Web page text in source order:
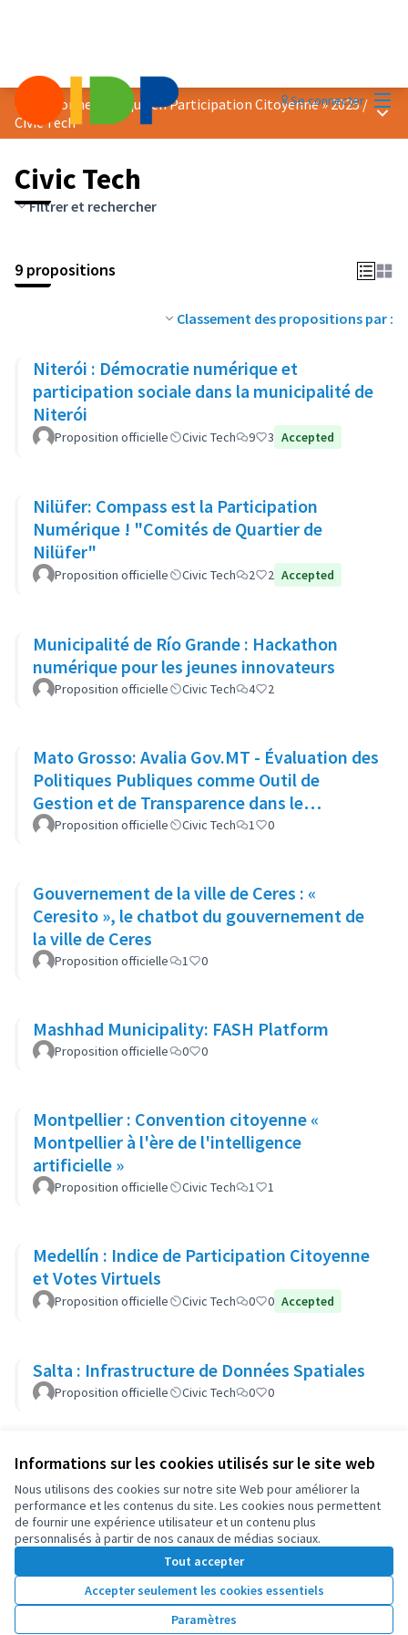
Informations sur les cookies utilisés sur le site web
Nous utilisons des cookies sur notre site Web pour améliorer la
performance et les contenus du site. Les cookies nous permettent
de fournir une expérience utilisateur et un contenu plus
personnalisés à partir de nos canaux de médias sociaux.
Tout accepter
Accepter seulement les cookies essentiels
Paramètres
Se connecter
Prix « Bonne Pratique en Participation Citoyenne » 2025 /
Civic Tech
Civic Tech
Filtrer et rechercher
9 propositions
Classement des propositions par :
Niterói : Démocratie numérique et
participation sociale dans la municipalité de
Niterói
Proposition officielle Civic Tech 9 3 Accepted
Nilüfer: Compass est la Participation
Numérique ! "Comités de Quartier de
Nilüfer"
Proposition officielle Civic Tech 2 2 Accepted
Municipalité de Río Grande : Hackathon
numérique pour les jeunes innovateurs
Proposition officielle Civic Tech 4 2
Mato Grosso: Avalia Gov.MT - Évaluation des
Politiques Publiques comme Outil de
Gestion et de Transparence dans le
Gouvernement de l'État du Mato Gros
Proposition officielle Civic Tech 1 0
Gouvernement de la ville de Ceres : «
Ceresito », le chatbot du gouvernement de
la ville de Ceres
Proposition officielle 1 0
Mashhad Municipality: FASH Platform
Proposition officielle 0 0
Montpellier : Convention citoyenne «
Montpellier à l'ère de l'intelligence
artificielle »
Proposition officielle Civic Tech 1 1
Medellín : Indice de Participation Citoyenne
et Votes Virtuels
Proposition officielle Civic Tech 0 0 Accepted
Salta : Infrastructure de Données Spatiales
Proposition officielle Civic Tech 0 0
Conditions d'utilisation
Paramètres des cookies
OIDP sur X
(Lien externe)
OIDP sur Facebook
(Lien externe)
OIDP sur YouTube
(Lien externe)
Français
Choose languageChoisir la langueElegir el idioma
Site réalisé grâce aulogiciel libre Decidim .
Licence
(Lien